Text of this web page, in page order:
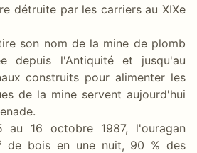
détruite par les carriers au XIXe
son nom de la mine de plomb
depuis l'Antiquité et jusqu'au
construits pour alimenter les
de la mine servent aujourd'hui
16 octobre 1987, l'ouragan
de bois en une nuit, 90 % des